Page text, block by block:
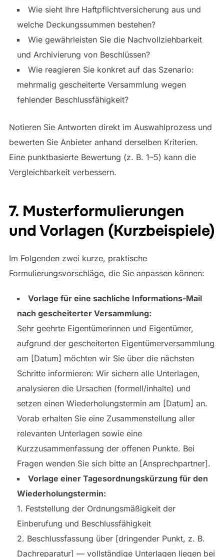
Wie sieht Ihre Haftpflichtversicherung aus und
welche Deckungssummen bestehen?
Wie gewährleisten Sie die Nachvollziehbarkeit
und Archivierung von Beschlüssen?
Wie reagieren Sie konkret auf das Szenario:
mehrmalig gescheiterte Versammlung wegen
fehlender Beschlussfähigkeit?
Notieren Sie Antworten direkt im Auswahlprozess und
bewerten Sie Anbieter anhand derselben Kriterien.
Eine punktbasierte Bewertung (z. B. 1–5) kann die
Vergleichbarkeit verbessern.
7. Musterformulierungen
und Vorlagen (Kurzbeispiele)
Im Folgenden zwei kurze, praktische
Formulierungsvorschläge, die Sie anpassen können:
Vorlage für eine sachliche Informations-Mail
nach gescheiterter Versammlung:
Sehr geehrte Eigentümerinnen und Eigentümer,
aufgrund der gescheiterten Eigentümerversammlung
am [Datum] möchten wir Sie über die nächsten
Schritte informieren: Wir sichern alle Unterlagen,
analysieren die Ursachen (formell/inhalte) und
setzen einen Wiederholungstermin am [Datum] an.
Vorab erhalten Sie eine Zusammenstellung aller
relevanten Unterlagen sowie eine
Kurzzusammenfassung der offenen Punkte. Bei
Fragen wenden Sie sich bitte an [Ansprechpartner].
Vorlage einer Tagesordnungskürzung für den
Wiederholungstermin:
1. Feststellung der Ordnungsmäßigkeit der
Einberufung und Beschlussfähigkeit
2. Beschlussfassung über [dringender Punkt, z. B.
Dachreparatur] — vollständige Unterlagen liegen bei